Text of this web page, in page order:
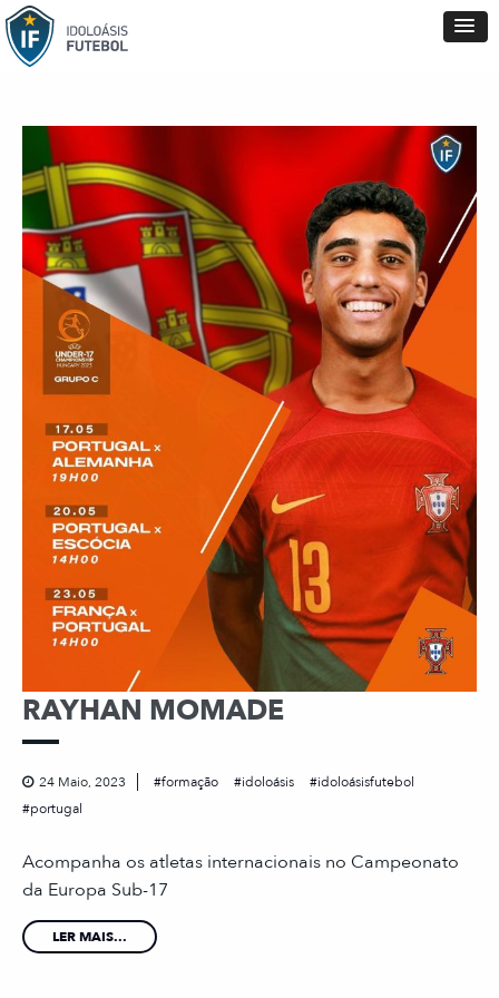
RAYHAN MOMADE
24 Maio, 2023 formação idoloásis
idoloásisfutebol
portugal
Acompanha os atletas internacionais no Campeonato
da Europa Sub-17
LER MAIS...